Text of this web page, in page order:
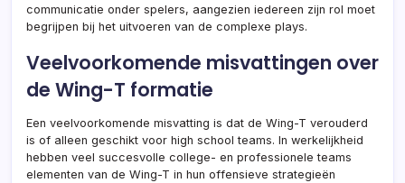
communicatie onder spelers, aangezien iedereen zijn rol moet
begrijpen bij het uitvoeren van de complexe plays.
Veelvoorkomende misvattingen over
de Wing-T formatie
Een veelvoorkomende misvatting is dat de Wing-T verouderd
is of alleen geschikt voor high school teams. In werkelijkheid
hebben veel succesvolle college- en professionele teams
elementen van de Wing-T in hun offensieve strategieën